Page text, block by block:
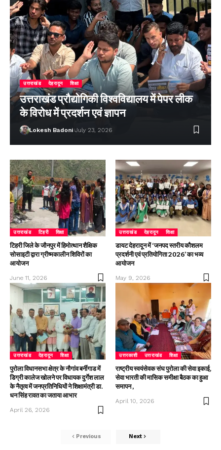
उत्तराखंड देहरादून शिक्षा
उत्तराखंड प्रौद्योगिकी विश्वविद्यालय में पेपर लीक
के विरोध में प्रदर्शन एवं ज्ञापन
Lokesh Badoni July 23, 2026
उत्तराखंड टिहरी शिक्षा
टिहरी जिले के जौनपुर में हिमोत्थान शैक्षिक
सोसाइटी द्वारा ग्रीष्मकालीन शिविरों का
आयोजन
June 11, 2026
उत्तराखंड देहरादून शिक्षा
डायट देहरादून में ‘जनपद स्तरीय कौशलम
प्रदर्शनी एवं प्रतियोगिता 2026’ का भव्य
आयोजन
May 9, 2026
उत्तराखंड देहरादून शिक्षा
पुरोला विधानसभा क्षेत्र के नौगांव बर्नीगाड में
डिग्री कालेज खोलने पर विधायक दुर्गेश लाल
के नैतृत्व में जनप्रतिनिधियों ने शिक्षामंत्री डा.
धन सिंह रावत का जताया आभार
April 26, 2026
उत्तरकाशी उत्तराखंड शिक्षा
राष्ट्रीय स्वयंसेवक संघ पुरोला की सेवा इकाई,
सेवा भारती की मासिक समीक्षा बैठक का हुआ
समापन ,
April 10, 2026
Previous Next